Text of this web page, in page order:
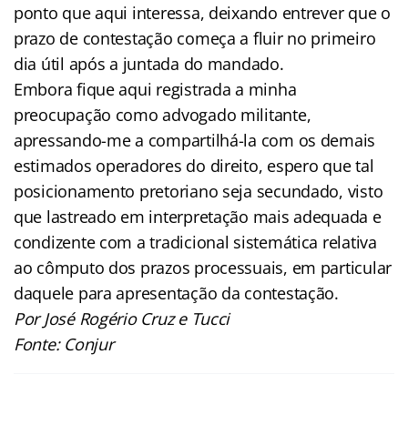
ponto que aqui interessa, deixando entrever que o
prazo de contestação começa a fluir no primeiro
dia útil após a juntada do mandado.
Embora fique aqui registrada a minha
preocupação como advogado militante,
apressando-me a compartilhá-la com os demais
estimados operadores do direito, espero que tal
posicionamento pretoriano seja secundado, visto
que lastreado em interpretação mais adequada e
condizente com a tradicional sistemática relativa
ao cômputo dos prazos processuais, em particular
daquele para apresentação da contestação.
Por José Rogério Cruz e Tucci
Fonte: Conjur